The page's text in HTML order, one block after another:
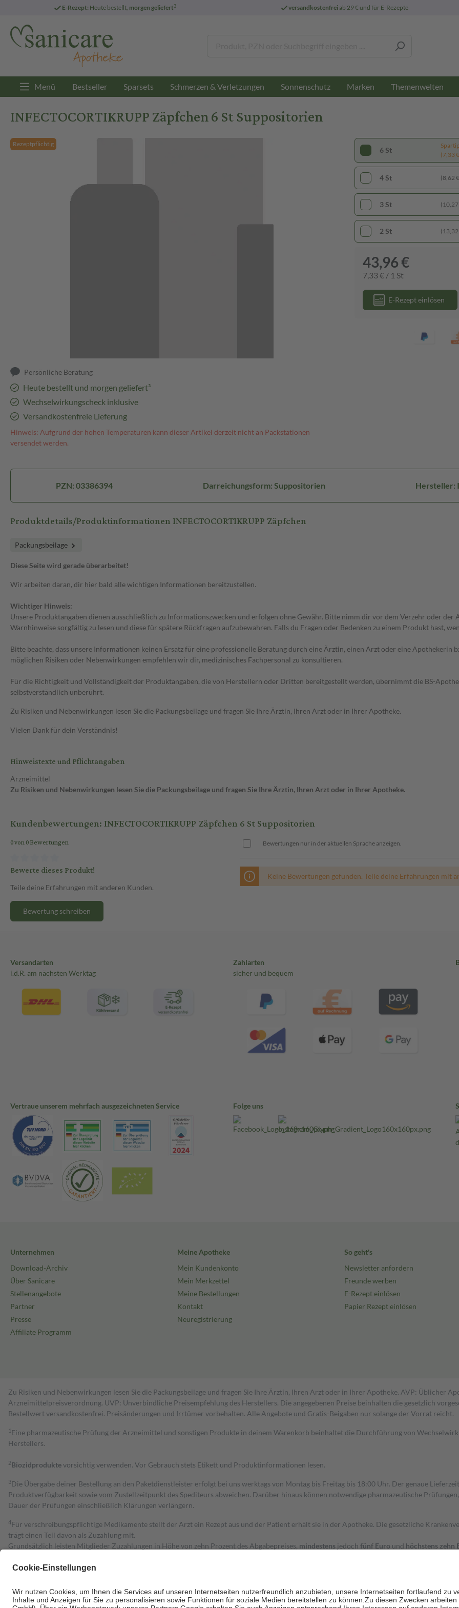
E-Rezept: Heute bestellt, morgen geliefert3 versandkostenfreiab 29 € und für E-Rezepte
Menü Bestseller Sparsets Schmerzen & Verletzungen Sonnenschutz Marken Themenwelten
INFECTOCORTIKRUPP Zäpfchen 6 St Suppositorien
Rezeptpflichtig
Persönliche Beratung
Heute bestellt und morgen geliefert³
Wechselwirkungscheck inklusive
Versandkostenfreie Lieferung
Hinweis: Aufgrund der hohen Temperaturen kann dieser Artikel derzeit nicht an Packstationen
versendet werden.
6 St
(7,33
4 St (8,62
3 St (10,27
2 St (13,32
43,96 €
7,33 € / 1 St
E-Rezept einlösen
PZN: 03386394 Darreichungsform: Suppositorien Hersteller:
Produktdetails/Produktinformationen INFECTOCORTIKRUPP Zäpfchen
Packungsbeilage
Diese Seite wird gerade überarbeitet!
Wir arbeiten daran, dir hier bald alle wichtigen Informationen bereitzustellen.
Wichtiger Hinweis:
Unsere Produktangaben dienen ausschließlich zu Informationszwecken und erfolgen ohne Gewähr. Bitte nimm dir vor dem Verzehr oder
Warnhinweise sorgfältig zu lesen und diese für spätere Rückfragen aufzubewahren. Falls du Fragen oder Bedenken zu einem Produkt hast,
Bitte beachte, dass unsere Informationen keinen Ersatz für eine professionelle Beratung durch eine Ärztin, einen Arzt oder eine Apothekerin
möglichen Risiken oder Nebenwirkungen empfehlen wir dir, medizinisches Fachpersonal zu konsultieren.
Für die Richtigkeit und Vollständigkeit der Produktangaben, die von Herstellern oder Dritten bereitgestellt werden, übernimmt die BS-
selbstverständlich unberührt.
Zu Risiken und Nebenwirkungen lesen Sie die Packungsbeilage und fragen Sie Ihre Ärztin, Ihren Arzt oder in Ihrer Apotheke.
Vielen Dank für dein Verständnis!
Hinweistexte und Pflichtangaben
Arzneimittel
Zu Risiken und Nebenwirkungen lesen Sie die Packungsbeilage und fragen Sie Ihre Ärztin, Ihren Arzt oder in Ihrer Apotheke.
Kundenbewertungen: INFECTOCORTIKRUPP Zäpfchen 6 St Suppositorien
0 von 0 Bewertungen
Bewerte dieses Produkt!
Teile deine Erfahrungen mit anderen Kunden.
Bewertung schreiben
Bewertungen nur in der aktuellen Sprache anzeigen.
Keine Bewertungen gefunden. Teile deine Erfahrungen mit
Versandarten
i.d.R. am nächsten Werktag
Zahlarten
sicher und bequem
Vertraue unserem mehrfach ausgezeichneten Service Folge uns
Unternehmen
Download-Archiv
Über Sanicare
Stellenangebote
Partner
Presse
Affiliate Programm
Meine Apotheke
Mein Kundenkonto
Mein Merkzettel
Meine Bestellungen
Kontakt
Neuregistrierung
So geht's
Newsletter anfordern
Freunde werben
E-Rezept einlösen
Papier Rezept einlösen
Zu Risiken und Nebenwirkungen lesen Sie die Packungsbeilage und fragen Sie Ihre Ärztin, Ihren Arzt oder in Ihrer Apotheke. AVP: Üblicher
Arzneimittelpreisverordnung. UVP: Unverbindliche Preisempfehlung des Herstellers. Die angegebenen Preise beinhalten die gesetzlich
Bestell­wert versand­kosten­frei. Preisänderungen und Irrtümer vorbehalten. Alle Angebote und Gratis-Beigaben nur solange der Vorrat reicht.
1 Eine pharmazeutische Prüfung der Arzneimittel und sonstigen Produkte in deinem Warenkorb beinhaltet die Durchführung von
Herstellers.
2Biozidproduktevorsichtig verwenden. Vor Gebrauch stets Etikett und Produktinformationen lesen.
3Die Übergabe deiner Bestellung an den Paketdienstleister erfolgt bei uns werktags von Montag bis Freitag bis 18:00 Uhr. Der genaue
Produktverfügbarkeit sowie vom Zustellzeitpunkt des Spediteurs abweichen. Darüber hinaus können notwendige pharmazeutische
Dauer der Prüfungen einschließlich Klärungen verlängern.
4Für verschreibungspflichtige Medikamente stellt der Arzt ein Rezept aus und der Patient erhält sie in der Apotheke. Die gesetzliche
trägt einen Teil davon als Zuzahlung mit.
Grundsätzlich leisten Mitglieder Zuzahlungen in Höhe von zehn Prozent des Abgabepreises, mindestens jedoch fünf Euro und höchstens zehn
Diese Regeln gelten grundsätzlich auch für Online-Apotheken.
Um das Engagement der Versicherten für ihre eigene Gesundheit zu stärken und die besondere Stellung der Familie zu unterstützen, fallen
• Kindern und Jugendlichen bis zum vollendeten 18. Lebensjahr mit Ausnahme der Fahrkosten